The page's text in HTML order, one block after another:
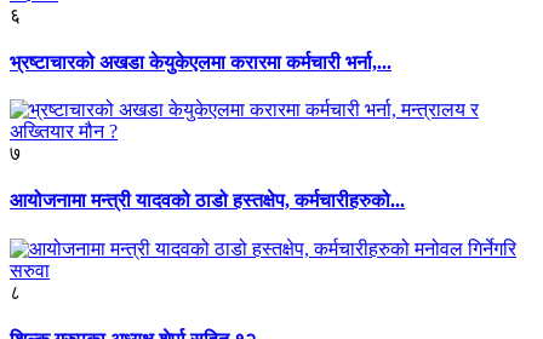
६
भ्रष्टाचारको अखडा केयुकेएलमा करारमा कर्मचारी भर्ना,...
७
आयोजनामा मन्त्री यादवको ठाडो हस्तक्षेप, कर्मचारीहरुको...
८